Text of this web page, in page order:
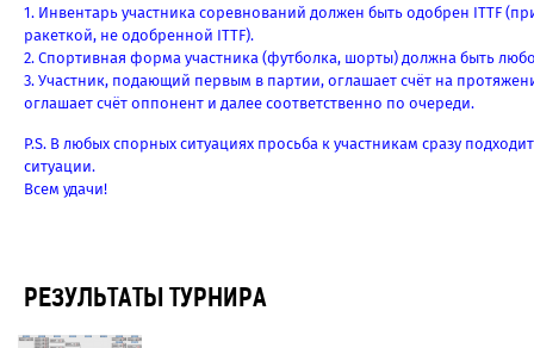
1. Инвентарь участника соревнований должен быть одобрен ITTF
ракеткой, не одобренной ITTF).
2. Спортивная форма участника (футболка, шорты) должна быть
3. Участник, подающий первым в партии, оглашает счёт на
оглашает счёт оппонент и далее соответственно по очереди.
P.S. В любых спорных ситуациях просьба к участникам сразу
ситуации.
Всем удачи!
РЕЗУЛЬТАТЫ ТУРНИРА